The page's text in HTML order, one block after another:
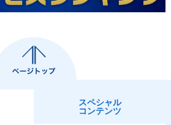
2013年 CROSS C
ub・新登場
スペシャル
コンテンツ